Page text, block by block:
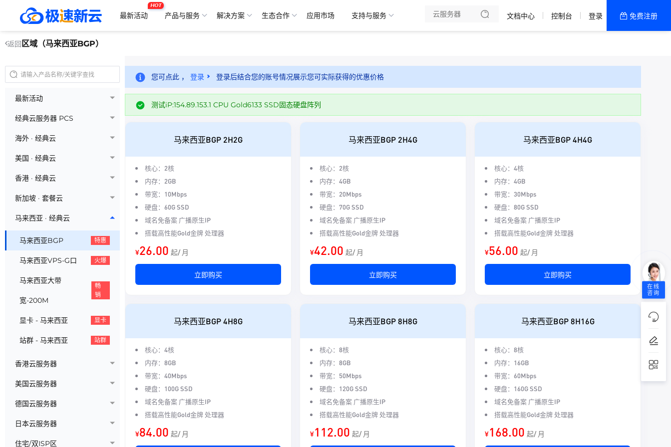
最新活动
HOT
产品与服务 解决方案 生态合作 应用市场
支持与服务
五区 · 精品大带宽
四区 · 精品大带宽
一区 · 精品20M
文档中心 控制台 登录 免费注册
返回 区域（马来西亚BGP）
最新活动
经典云服务器 PCS
海外 · 经典云
美国 · 经典云
香港 · 经典云
新加坡 · 套餐云
马来西亚 · 经典云
马来西亚BGP 特惠
马来西亚VPS-G口 火爆
马来西亚大带
宽-200M
畅
销
显卡 - 马来西亚 显卡
站群 - 马来西亚 站群
香港云服务器
美国云服务器
德国云服务器
日本云服务器
住宅/双ISP区
您可点此 ， 登录 登录后结合您的账号情况展示您可实际获得的优惠价格
测试iP:154.89.153.1 CPU Gold6133 SSD固态硬盘阵列
马来西亚BGP 2H2G
核心：2核
内存：2GB
带宽：10Mbps
硬盘：60G SSD
域名免备案 广播原生IP
搭载高性能Gold金牌 处理器
¥26.00 起/ 月
立即购买
马来西亚BGP 2H4G
核心：2核
内存：4GB
带宽：20Mbps
硬盘：70G SSD
域名免备案 广播原生IP
搭载高性能Gold金牌 处理器
¥42.00 起/ 月
立即购买
马来西亚BGP 4H4G
核心：4核
内存：4GB
带宽：30Mbps
硬盘：80G SSD
域名免备案 广播原生IP
搭载高性能Gold金牌 处理器
¥56.00 起/ 月
立即购买
马来西亚BGP 4H8G
核心：4核
内存：8GB
带宽：40Mbps
硬盘：100G SSD
域名免备案 广播原生IP
搭载高性能Gold金牌 处理器
¥84.00 起/ 月
马来西亚BGP 8H8G
核心：8核
内存：8GB
带宽：50Mbps
硬盘：120G SSD
域名免备案 广播原生IP
搭载高性能Gold金牌 处理器
¥112.00 起/ 月
马来西亚BGP 8H16G
核心：8核
内存：16GB
带宽：60Mbps
硬盘：160G SSD
域名免备案 广播原生IP
搭载高性能Gold金牌 处理器
¥168.00 起/ 月
在线
咨询